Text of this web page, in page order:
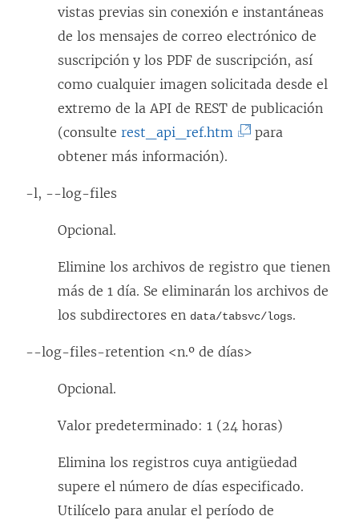
vistas previas sin conexión e instantáneas
de los mensajes de correo electrónico de
suscripción y los PDF de suscripción, así
como cualquier imagen solicitada desde el
extremo de la API de REST de publicación
(consulte rest_api_ref.htm
a
c
e
s
b
e
e
n
para
obtener más información).
-l, --log-files
Opcional.
Elimine los archivos de registro que tienen
más de 1 día. Se eliminarán los archivos de
los subdirectores en data/tabsvc/logs.
--log-files-retention <n.º de días>
Opcional.
Valor predeterminado: 1 (24 horas)
Elimina los registros cuya antigüedad
supere el número de días especificado.
Utilícelo para anular el período de